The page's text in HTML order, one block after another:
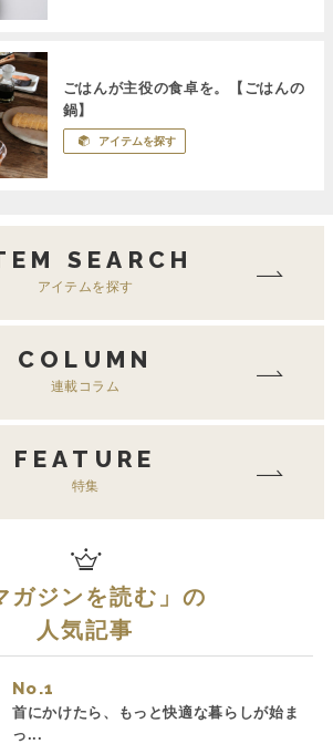
ごはんが主役の食卓を。【ごはんの
鍋】
アイテムを探す
SEARCH
アイテムを探す
COLUMN
連載コラム
FEATURE
特集
ガジンを読む 」の
人気記事
No.
首にかけたら、もっと快適な暮らしが始ま
っ...